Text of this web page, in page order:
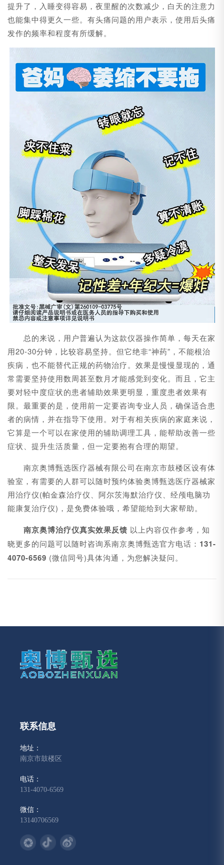
提升了，入睡变得容易，夜里醒的次数减少，白天的注意力
也能集中得更久一些。有头痛问题的用户表示，使用后头痛
发作的频率和程度有所缓解。
总的来说，用户普遍认为这款仪器操作简单，每天在家
用20-30分钟，比较容易坚持。但它绝非“神药”，不能根治
疾病，也不能替代正规的药物治疗。效果是慢慢显现的，通
常需要坚持使用数周甚至数月才能感觉到变化。而且，它主
要对轻中度症状的患者辅助效果更明显，重度患者效果有
限。最重要的是，使用前一定要咨询专业人员，确保适合患
者的病情，并在指导下使用。对于有相关疾病的家庭来说，
它算是一个可以在家使用的辅助调理工具，能帮助改善一些
症状、提升生活质量，但一定要抱有合理的期望。
南京奥博甄选医疗器械有限公司在南京市鼓楼区设有体
验室，有需要的人群可以随时预约体验奥博甄选医疗器械家
用治疗仪(帕金森治疗仪、阿尔茨海默治疗仪、经颅电脑功
能康复治疗仪)，是免费体验哦，希望能给到大家帮助。
南京奥博治疗仪真实效果反馈 以上内容仅作参考，知
晓更多的问题可以随时咨询系南京奥博甄选官方电话： 131-
4070-6569 (微信同号)具体沟通，为您解决疑问。
联系信息
地址：
南京市鼓楼区
电话：
131-4070-6569
微信：
13140706569